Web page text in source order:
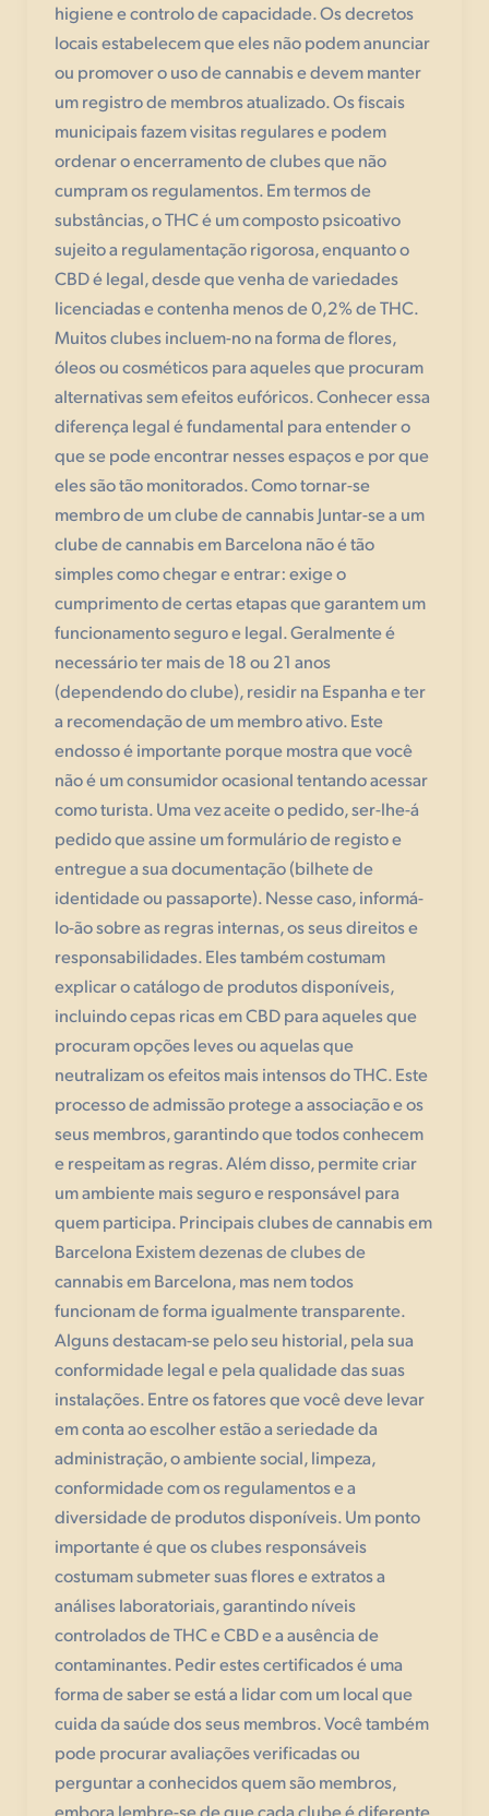
higiene e controlo de capacidade. Os decretos
locais estabelecem que eles não podem anunciar
ou promover o uso de cannabis e devem manter
um registro de membros atualizado. Os fiscais
municipais fazem visitas regulares e podem
ordenar o encerramento de clubes que não
cumpram os regulamentos. Em termos de
substâncias, o THC é um composto psicoativo
sujeito a regulamentação rigorosa, enquanto o
CBD é legal, desde que venha de variedades
licenciadas e contenha menos de 0,2% de THC.
Muitos clubes incluem-no na forma de flores,
óleos ou cosméticos para aqueles que procuram
alternativas sem efeitos eufóricos. Conhecer essa
diferença legal é fundamental para entender o
que se pode encontrar nesses espaços e por que
eles são tão monitorados. Como tornar-se
membro de um clube de cannabis Juntar-se a um
clube de cannabis em Barcelona não é tão
simples como chegar e entrar: exige o
cumprimento de certas etapas que garantem um
funcionamento seguro e legal. Geralmente é
necessário ter mais de 18 ou 21 anos
(dependendo do clube), residir na Espanha e ter
a recomendação de um membro ativo. Este
endosso é importante porque mostra que você
não é um consumidor ocasional tentando acessar
como turista. Uma vez aceite o pedido, ser-lhe-á
pedido que assine um formulário de registo e
entregue a sua documentação (bilhete de
identidade ou passaporte). Nesse caso, informá-
lo-ão sobre as regras internas, os seus direitos e
responsabilidades. Eles também costumam
explicar o catálogo de produtos disponíveis,
incluindo cepas ricas em CBD para aqueles que
procuram opções leves ou aquelas que
neutralizam os efeitos mais intensos do THC. Este
processo de admissão protege a associação e os
seus membros, garantindo que todos conhecem
e respeitam as regras. Além disso, permite criar
um ambiente mais seguro e responsável para
quem participa. Principais clubes de cannabis em
Barcelona Existem dezenas de clubes de
cannabis em Barcelona, mas nem todos
funcionam de forma igualmente transparente.
Alguns destacam-se pelo seu historial, pela sua
conformidade legal e pela qualidade das suas
instalações. Entre os fatores que você deve levar
em conta ao escolher estão a seriedade da
administração, o ambiente social, limpeza,
conformidade com os regulamentos e a
diversidade de produtos disponíveis. Um ponto
importante é que os clubes responsáveis
costumam submeter suas flores e extratos a
análises laboratoriais, garantindo níveis
controlados de THC e CBD e a ausência de
contaminantes. Pedir estes certificados é uma
forma de saber se está a lidar com um local que
cuida da saúde dos seus membros. Você também
pode procurar avaliações verificadas ou
perguntar a conhecidos quem são membros,
embora lembre-se de que cada clube é diferente